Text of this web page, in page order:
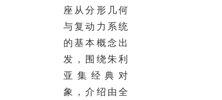
座从分形几何
与复动力系统
的基本概念出
发，围绕朱利
亚集经典对
象，介绍由全